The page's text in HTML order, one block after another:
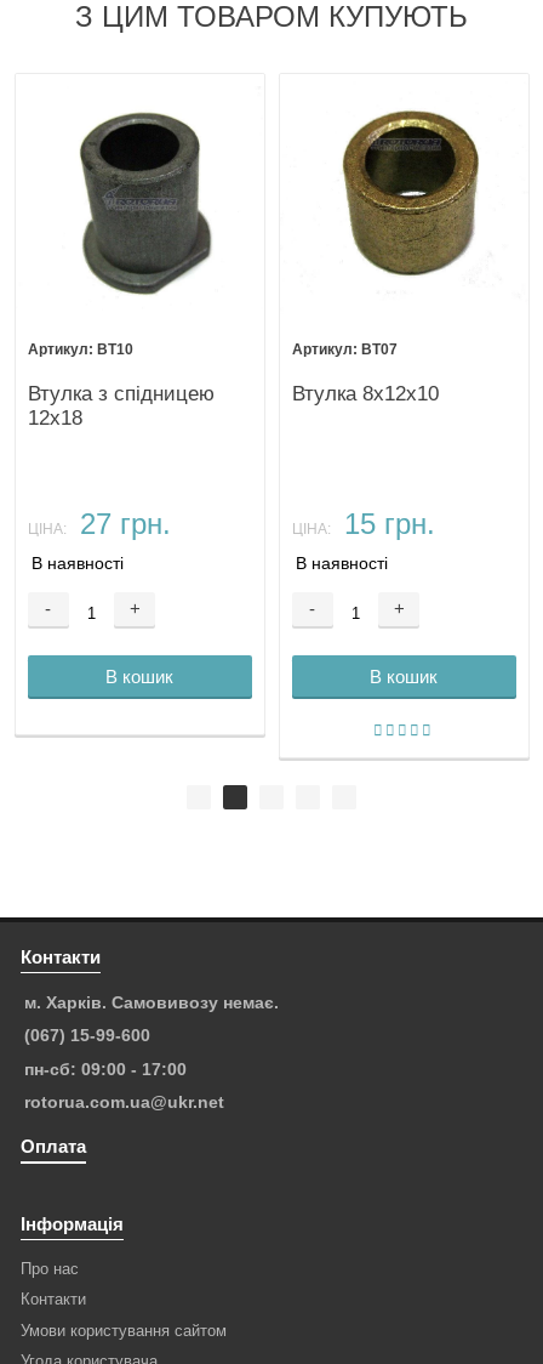
З ЦИМ ТОВАРОМ КУПУЮТЬ
ВТ10
Втулка з спідницею
12х18
ЦІНА: 27 грн.
В наявності
- +
В кошик
ВТ07
Втулка 8х12х10
ЦІНА: 15 грн.
В наявності
- +
В кошик
Контакти
м. Харків. Самовивозу немає.
(067) 15-99-600
пн-сб: 09:00 - 17:00
rotorua.com.ua@ukr.net
Оплата
Інформація
Про нас
Контакти
Умови користування сайтом